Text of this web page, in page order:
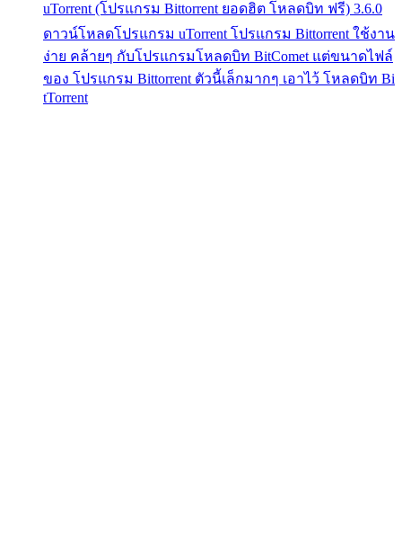
uTorrent (โปรแกรม Bittorrent ยอดฮิต โหลดบิท ฟรี) 3.6.0
ดาวน์โหลดโปรแกรม uTorrent โปรแกรม Bittorrent ใช้งาน
ง่าย คล้ายๆ กับโปรแกรมโหลดบิท BitComet แต่ขนาดไฟล์
ของ โปรแกรม Bittorrent ตัวนี้เล็กมากๆ เอาไว้ โหลดบิท Bi
tTorrent